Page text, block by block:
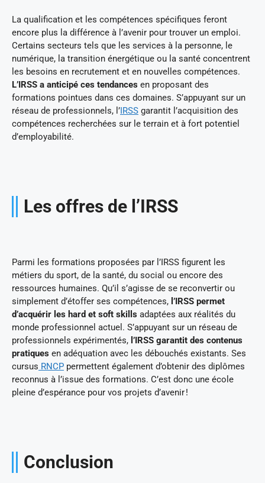
La qualification et les compétences spécifiques feront
encore plus la différence à l’avenir pour trouver un emploi.
Certains secteurs tels que les services à la personne, le
numérique, la transition énergétique ou la santé concentrent
les besoins en recrutement et en nouvelles compétences.
L’IRSS a anticipé ces tendances en proposant des
formations pointues dans ces domaines. S’appuyant sur un
réseau de professionnels, l’IRSS garantit l’acquisition des
compétences recherchées sur le terrain et à fort potentiel
d’employabilité.
Les offres de l’IRSS
Parmi les formations proposées par l’IRSS figurent les
métiers du sport, de la santé, du social ou encore des
ressources humaines. Qu’il s’agisse de se reconvertir ou
simplement d’étoffer ses compétences, l’IRSS permet
d’acquérir les hard et soft skills adaptées aux réalités du
monde professionnel actuel. S’appuyant sur un réseau de
professionnels expérimentés, l’IRSS garantit des contenus
pratiques en adéquation avec les débouchés existants. Ses
cursus RNCP permettent également d’obtenir des diplômes
reconnus à l’issue des formations. C’est donc une école
pleine d’espérance pour vos projets d’avenir !
Conclusion